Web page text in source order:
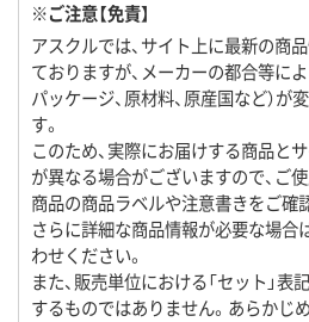
※ご注意【免責】
アスクルでは、サイト上に最新の商
ておりますが、メーカーの都合等によ
パッケージ、原材料、原産国など）
す。
このため、実際にお届けする商品と
が異なる場合がございますので、ご
商品の商品ラベルや注意書きをご確
さらに詳細な商品情報が必要な場合
わせください。
また、販売単位における「セット」表
するものではありません。あらかじ